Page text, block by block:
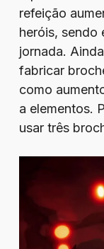
refeição
heróis, sendo
jornada.
fabricar
como
a elementos.
usar três